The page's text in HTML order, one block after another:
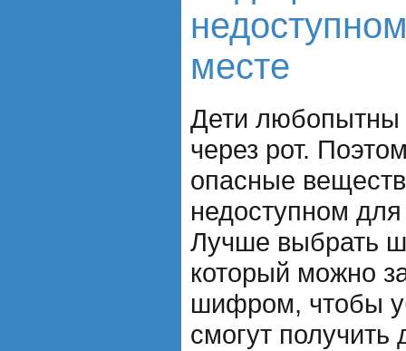
месте
Дети любопытны
через рот.
опасные
недоступном
Лучше выбрать
который можно
шифром, чтобы
смогут получить